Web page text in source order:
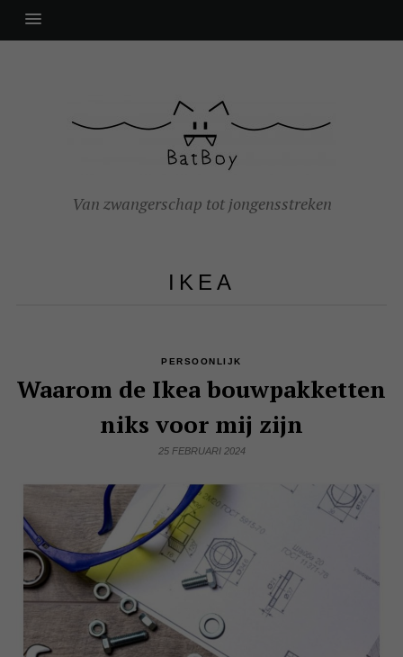
Van zwangerschap tot jongensstreken
IKEA
PERSOONLIJK
Waarom de Ikea bouwpakketten
niks voor mij zijn
25 FEBRUARI 2024